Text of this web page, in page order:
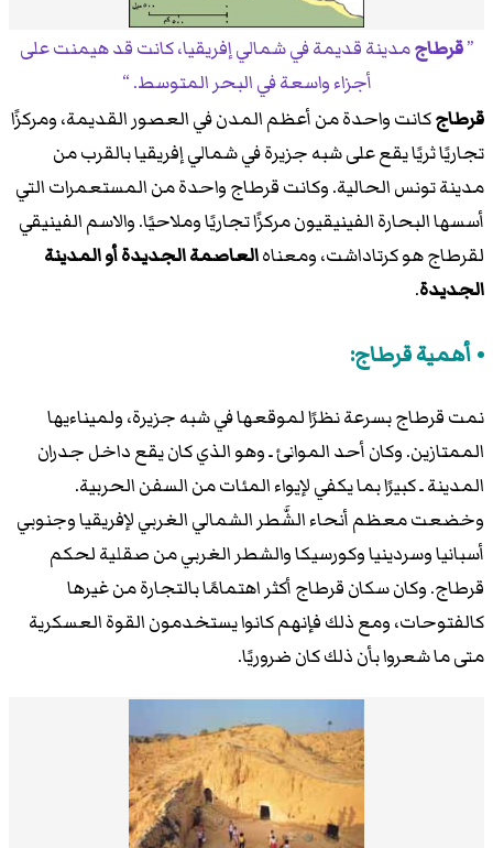
قرطاجمدينة قديمة في شمالي إفريقيا، كانت قد هيمنت على
أجزاء واسعة في البحر المتوسط.
قرطاجكانت واحدة من أعظم المدن في العصور القديمة، ومركزًا
تجاريًا ثريًا يقع على شبه جزيرة في شمالي إفريقيا بالقرب من
مدينة تونس الحالية. وكانت قرطاج واحدة من المستعمرات التي
أسسها البحارة الفينيقيون مركزًا تجاريًا وملاحيًا. والاسم الفينيقي
لقرطاج هو كرتاداشت، ومعناهالعاصمة الجديدة أو المدينة
الجديدة.
أهمية قرطاج:
نمت قرطاج بسرعة نظرًا لموقعها في شبه جزيرة، ولميناءيها
الممتازين. وكان أحد الموانئ ـ وهو الذي كان يقع داخل جدران
المدينة ـ كبيرًا بما يكفي لإيواء المئات من السفن الحربية.
وخضعت معظم أنحاء الشَّطر الشمالي الغربي لإفريقيا وجنوبي
أسبانيا وسردينيا وكورسيكا والشطر الغربي من صقلية لحكم
قرطاج. وكان سكان قرطاج أكثر اهتمامًا بالتجارة من غيرها
كالفتوحات، ومع ذلك فإنهم كانوا يستخدمون القوة العسكرية
متى ما شعروا بأن ذلك كان ضروريًا.